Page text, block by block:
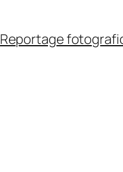
Reportage